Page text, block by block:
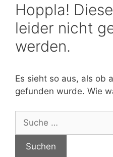
Hoppla!
leider nicht
werden.
Es sieht so aus, als ob
gefunden wurde. Wie
nach: